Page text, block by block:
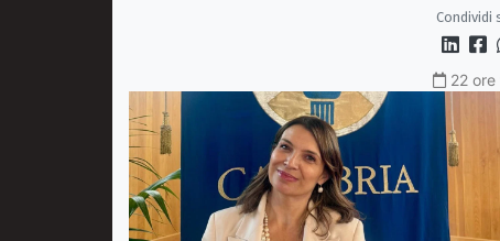
prevenzione si faccia primaCondividi
22 ore